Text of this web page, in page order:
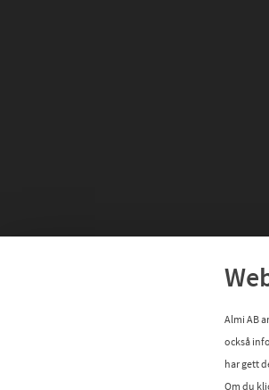
Almi AB
också
har gett
Om du